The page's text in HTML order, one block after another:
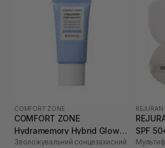
COMFORT ZONE
COMFORT ZONE
Hydramemory Hybrid Glow
SPF30 40 мл
Зволожувальний сонцезахисний
REJURAN
SPF